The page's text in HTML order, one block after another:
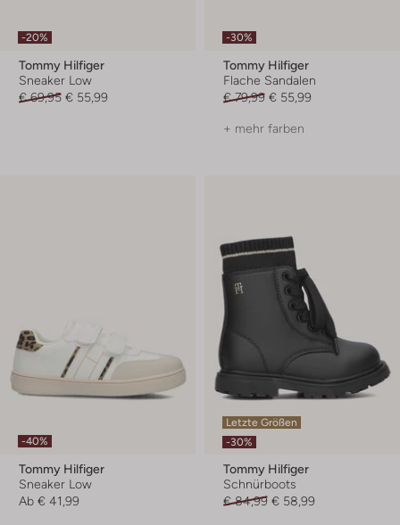
-20%
Tommy Hilfiger
Sneaker Low
€ 69,95 € 55,99
-30%
Tommy Hilfiger
Flache Sandalen
€ 79,99 € 55,99
+ mehr farben
-40%
Tommy Hilfiger
Sneaker Low
Ab € 41,99
Letzte Größen
-30%
Tommy Hilfiger
Schnürboots
€ 84,99 € 58,99